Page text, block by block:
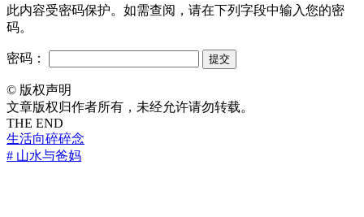
此内容受密码保护。如需查阅，请在下列字段中输入您的密
码。
密码：
© 版权声明
文章版权归作者所有，未经允许请勿转载。
THE END
生活向碎碎念
# 山水与爸妈